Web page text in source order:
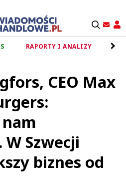
RAPORTY I ANALIZY
CEO Max
nam
Szwecji
biznes od